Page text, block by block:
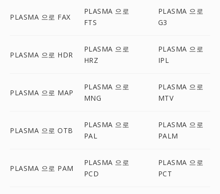
PLASMA 으로 FAX
PLASMA 으로
FTS
PLASMA 으로
G3
PLASMA 으로 HDR
PLASMA 으로
HRZ
PLASMA 으로
IPL
PLASMA 으로 MAP
PLASMA 으로
MNG
PLASMA 으로
MTV
PLASMA 으로 OTB
PLASMA 으로
PAL
PLASMA 으로
PALM
PLASMA 으로 PAM
PLASMA 으로
PCD
PLASMA 으로
PCT